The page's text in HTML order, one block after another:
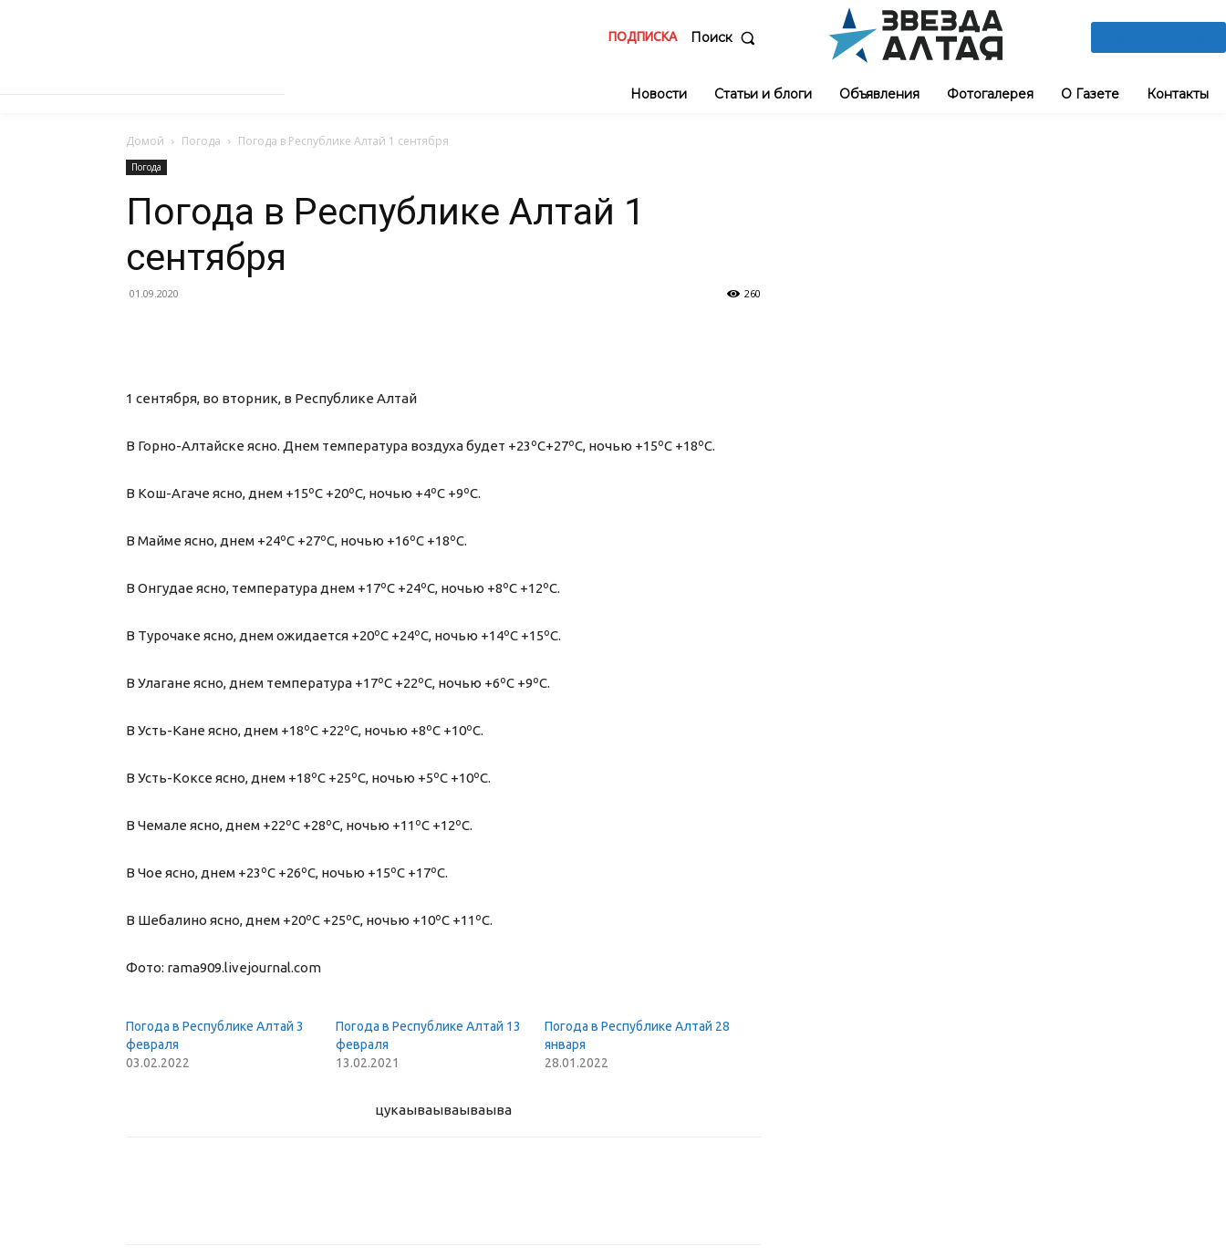
ПОДПИСКА Поиск
Новости Статьи и блоги Объявления Фотогалерея О Газете Контакты
Домой Погода Погода в Республике Алтай 1 сентября
Погода
Погода в Республике Алтай 1
сентября
01.09.2020 260
1 сентября, во вторник, в Республике Алтай
В Горно-Алтайске ясно. Днем температура воздуха будет +23ºС+27ºС, ночью +15ºС +18ºС.
В Кош-Агаче ясно, днем +15ºС +20ºС, ночью +4ºС +9ºС.
В Майме ясно, днем +24ºС +27ºС, ночью +16ºС +18ºС.
В Онгудае ясно, температура днем +17ºС +24ºС, ночью +8ºС +12ºС.
В Турочаке ясно, днем ожидается +20ºС +24ºС, ночью +14ºС +15ºС.
В Улагане ясно, днем температура +17ºС +22ºС, ночью +6ºС +9ºС.
В Усть-Кане ясно, днем +18ºС +22ºС, ночью +8ºС +10ºС.
В Усть-Коксе ясно, днем +18ºС +25ºС, ночью +5ºС +10ºС.
В Чемале ясно, днем +22ºС +28ºС, ночью +11ºС +12ºС.
В Чое ясно, днем +23ºС +26ºС, ночью +15ºС +17ºС.
В Шебалино ясно, днем +20ºС +25ºС, ночью +10ºС +11ºС.
Фото: rama909.livejournal.com
Погода в Республике Алтай 3
февраля
03.02.2022
Погода в Республике Алтай 13
февраля
13.02.2021
Погода в Республике Алтай 28
января
28.01.2022
цукаываываываыва